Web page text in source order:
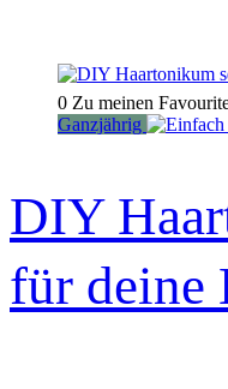
0 Zu meinen
Ganzjährig
DIY
für deine